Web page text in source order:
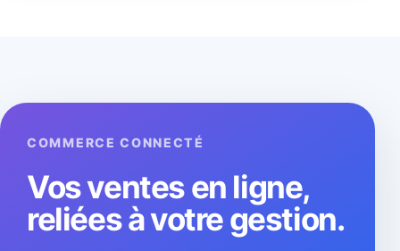
COMMERCE CONNECTÉ
Vos ventes en ligne,
reliées à votre gestion.